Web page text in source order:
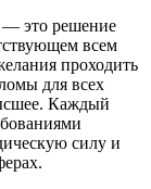
— это решение
всем
проходить
для всех
Каждый
силу и